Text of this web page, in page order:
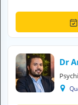
Z
Professionnel de
Pharmacie
Dr